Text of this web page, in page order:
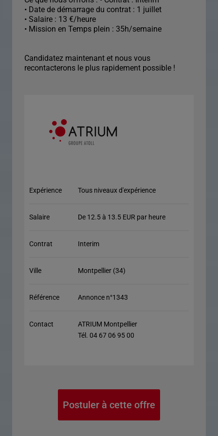
• Date de démarrage du contrat : 1 juillet
• Salaire : 13 €/heure
• Mission en Temps plein : 35h/semaine
Candidatez maintenant et nous vous
recontacterons le plus rapidement possible !
Expérience Tous niveaux d'expérience
Salaire De 12.5 à 13.5 EUR par heure
Contrat Interim
Ville Montpellier (34)
Référence Annonce n°1343
Contact
ATRIUM Montpellier
Tél. 04 67 06 95 00
Postuler à cette offre